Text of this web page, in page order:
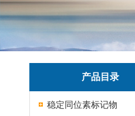
产品目录
稳定同位素标记物